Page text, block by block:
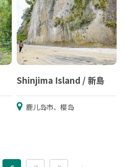
Shinjima Island / 新島
鹿儿岛市、樱岛